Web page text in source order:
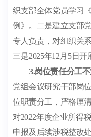
织支部全体党员学习
例》。二是建立支部
专人负责，对组织关
三是2025年12月 5日开
3.岗位责任分工
党组会议研究干部岗
位职责分工，严格厘
对2022年度企业所得
申报及后续涉税整改